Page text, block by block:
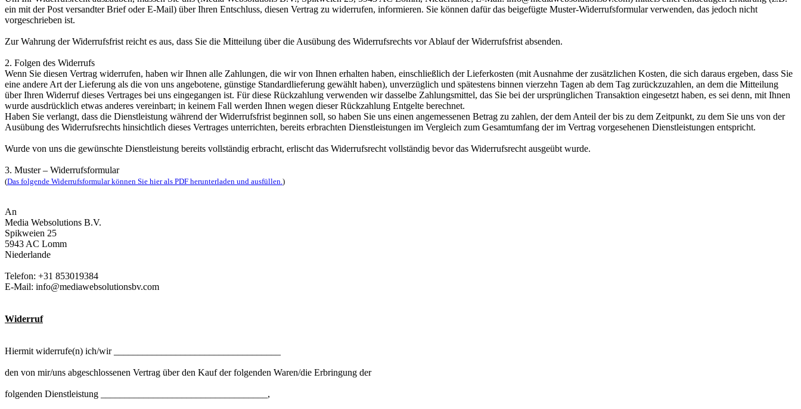
ein mit der Post versandter Brief oder E-Mail) über Ihren Entschluss, diesen Vertrag zu widerrufen, informieren. Sie können dafür das beigefügte Muster-Widerrufsformular verwenden, das jedoch nicht
vorgeschrieben ist.
Zur Wahrung der Widerrufsfrist reicht es aus, dass Sie die Mitteilung über die Ausübung des Widerrufsrechts vor Ablauf der Widerrufsfrist absenden.
2. Folgen des Widerrufs
Wenn Sie diesen Vertrag widerrufen, haben wir Ihnen alle Zahlungen, die wir von Ihnen erhalten haben, einschließlich der Lieferkosten (mit Ausnahme der zusätzlichen Kosten, die sich daraus ergeben, dass Sie
eine andere Art der Lieferung als die von uns angebotene, günstige Standardlieferung gewählt haben), unverzüglich und spätestens binnen vierzehn Tagen ab dem Tag zurückzuzahlen, an dem die Mitteilung
über Ihren Widerruf dieses Vertrages bei uns eingegangen ist. Für diese Rückzahlung verwenden wir dasselbe Zahlungsmittel, das Sie bei der ursprünglichen Transaktion eingesetzt haben, es sei denn, mit Ihnen
wurde ausdrücklich etwas anderes vereinbart; in keinem Fall werden Ihnen wegen dieser Rückzahlung Entgelte berechnet.
Haben Sie verlangt, dass die Dienstleistung während der Widerrufsfrist beginnen soll, so haben Sie uns einen angemessenen Betrag zu zahlen, der dem Anteil der bis zu dem Zeitpunkt, zu dem Sie uns von der
Ausübung des Widerrufsrechts hinsichtlich dieses Vertrages unterrichten, bereits erbrachten Dienstleistungen im Vergleich zum Gesamtumfang der im Vertrag vorgesehenen Dienstleistungen entspricht.
Wurde von uns die gewünschte Dienstleistung bereits vollständig erbracht, erlischt das Widerrufsrecht vollständig bevor das Widerrufsrecht ausgeübt wurde.
3. Muster – Widerrufsformular
(Das folgende Widerrufsformular können Sie hier als PDF herunterladen und ausfüllen. )
An
Media Websolutions B.V.
Spikweien 25
5943 AC Lomm
Niederlande
Telefon: +31 853019384
E-Mail: info@mediawebsolutionsbv.com
Widerruf
Hiermit widerrufe(n) ich/wir ___________________________________
den von mir/uns abgeschlossenen Vertrag über den Kauf der folgenden Waren/die Erbringung der
folgenden Dienstleistung ___________________________________,